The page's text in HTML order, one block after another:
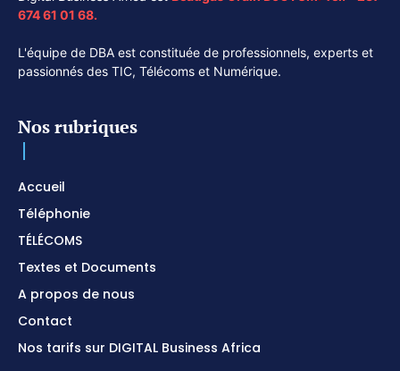
674 61 01 68.
L'équipe de DBA est constituée de professionnels, experts et
passionnés des TIC, Télécoms et Numérique.
Nos rubriques
Accueil
Téléphonie
TÉLÉCOMS
Textes et Documents
A propos de nous
Contact
Nos tarifs sur DIGITAL Business Africa